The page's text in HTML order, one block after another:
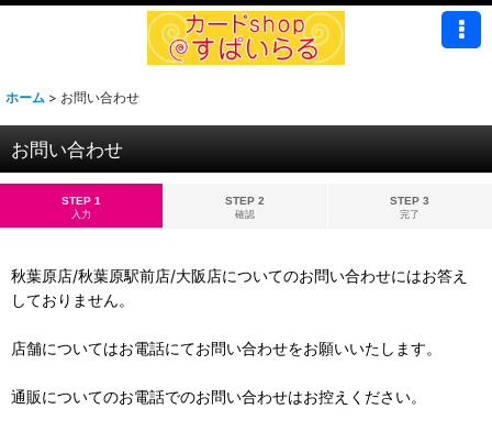
ホーム > お問い合わせ
お問い合わせ
STEP 1
入力
STEP 2
確認
STEP 3
完了
秋葉原店/秋葉原駅前店/大阪店についてのお問い合わせにはお答え
しておりません。
店舗についてはお電話にてお問い合わせをお願いいたします。
通販についてのお電話でのお問い合わせはお控えください。